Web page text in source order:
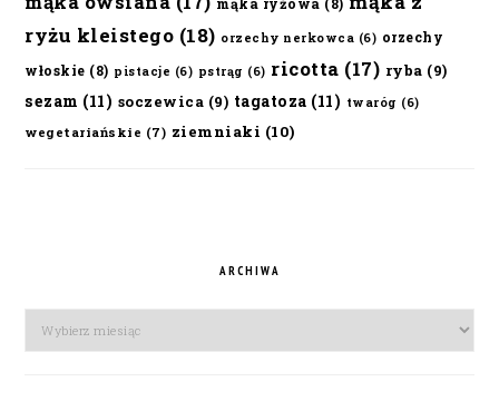
ryżu kleistego (18) orzechy nerkowca (6) orzechy
włoskie (8) pistacje (6) pstrąg (6) ricotta (17) ryba (9)
sezam (11) soczewica (9) tagatoza (11) twaróg (6)
wegetariańskie (7) ziemniaki (10)
ARCHIWA
Archiwa